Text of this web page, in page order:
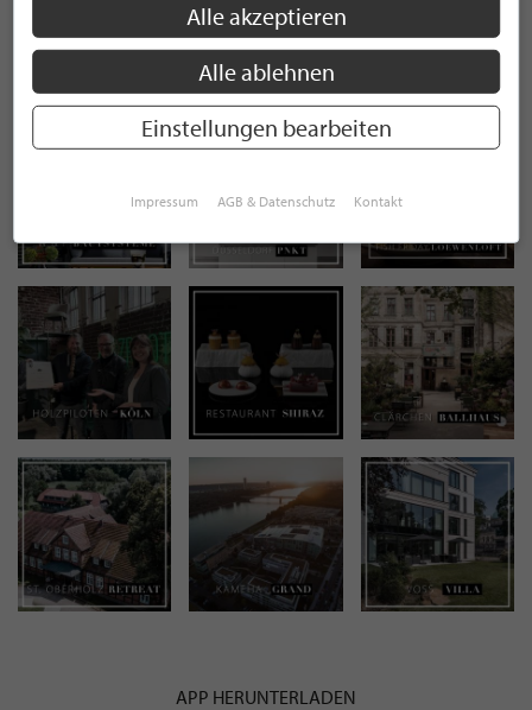
STILPUNKTE AUF
INSTAGRAM
APP HERUNTERLADEN
Alle akzeptieren
Alle ablehnen
Einstellungen bearbeiten
Impressum AGB & Datenschutz Kontakt